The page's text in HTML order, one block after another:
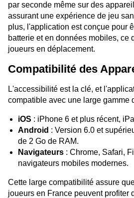
par seconde même sur des
assurant une expérience de jeu
plus, l'application est conçue pour
batterie et en données mobiles, ce
joueurs en déplacement.
Compatibilité des
L'accessibilité est la clé, et
compatible avec une large gamme
iOS : iPhone 6 et plus récent,
Android : Version 6.0 et
de 2 Go de RAM.
Navigateurs : Chrome, Safari,
navigateurs mobiles modernes.
Cette large compatibilité assure
joueurs en France peuvent profiter